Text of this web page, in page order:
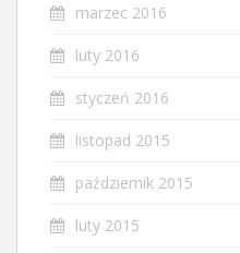
marzec 2016
luty 2016
styczeń 2016
listopad 2015
październik 2015
luty 2015